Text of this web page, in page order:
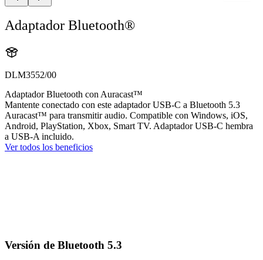
Adaptador Bluetooth®
DLM3552/00
Adaptador Bluetooth con Auracast™
Mantente conectado con este adaptador USB-C a Bluetooth 5.3
Auracast™ para transmitir audio. Compatible con Windows, iOS,
Android, PlayStation, Xbox, Smart TV. Adaptador USB-C hembra
a USB-A incluido.
Ver todos los beneficios
Versión de Bluetooth 5.3